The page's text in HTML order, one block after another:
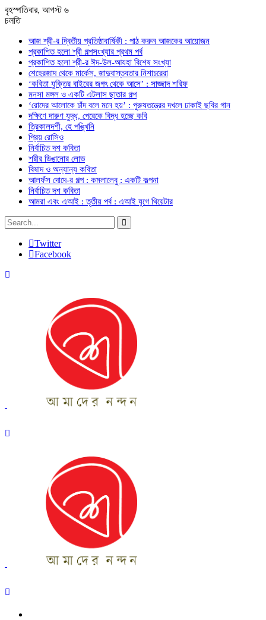
বৃহস্পতিবার, আগস্ট ৬
চলতি
আজ শ্রী-র দ্বিতীয় প্রতিষ্ঠাবার্ষিকী : পাঠ করুন আজকের আয়োজন
প্রকাশিত হলো শ্রী গল্পসংখ্যার প্রথম পর্ব
প্রকাশিত হলো শ্রী-র ঈদ-উল-আযহা বিশেষ সংখ্যা
শেহেরজাদ থেকে মার্কেস, জাদুবাস্তবতার নিশাচরেরা
‘কবিতা যুক্তির বাইরের জগৎ থেকে আসে’ : সাজ্জাদ শরিফ
মনসা মঙ্গল ও একটি এটলাস ছাতার গল্প
‘রোদের আলোকে চাঁদ বলে মনে হয়’ : পুরুষতন্ত্রের দখলে ঢাকাই ছবির গান
দক্ষিণে দারুণ যুদ্ধ, পেরেকে বিদ্ধ হচ্ছে কবি
ত্রিকালদর্শী, হে পঙ্খিনি
প্রিয় রোসিও
নির্বাচিত দশ কবিতা
শরীর ডিঙানোর লোভ
বিষাদ ও অন্যান্য কবিতা
আলফঁস দোদে-র গল্প : কমলালেবু : একটি কল্পনা
নির্বাচিত দশ কবিতা
আমরা এবং এআই : তৃতীয় পর্ব : এআই যুগে থিয়েটার
Twitter
Facebook